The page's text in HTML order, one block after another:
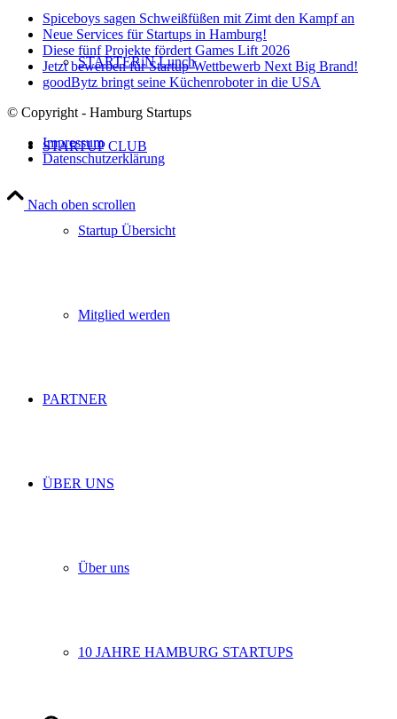
STARTERiN Lunch
STARTUP CLUB
Startup Übersicht
Mitglied werden
PARTNER
ÜBER UNS
Über uns
10 JAHRE HAMBURG STARTUPS
Spiceboys sagen Schweißfüßen mit Zimt den Kampf an
Neue Services für Startups in Hamburg!
Diese fünf Projekte fördert Games Lift 2026
Jetzt bewerben für Startup-Wettbewerb Next Big Brand!
goodBytz bringt seine Küchenroboter in die USA
© Copyright - Hamburg Startups
Impressum
Datenschutzerklärung
Nach oben scrollen